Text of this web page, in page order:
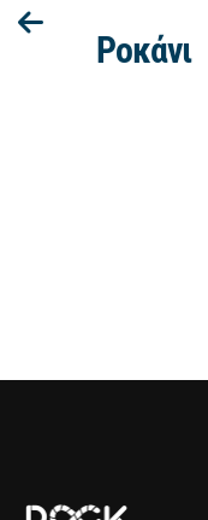
Ροκάνι